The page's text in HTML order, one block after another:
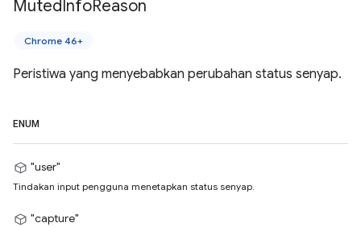
MutedInfoReason
Chrome 46+
Peristiwa yang menyebabkan perubahan status senyap.
ENUM
"user"
Tindakan input pengguna menetapkan status senyap.
"capture"